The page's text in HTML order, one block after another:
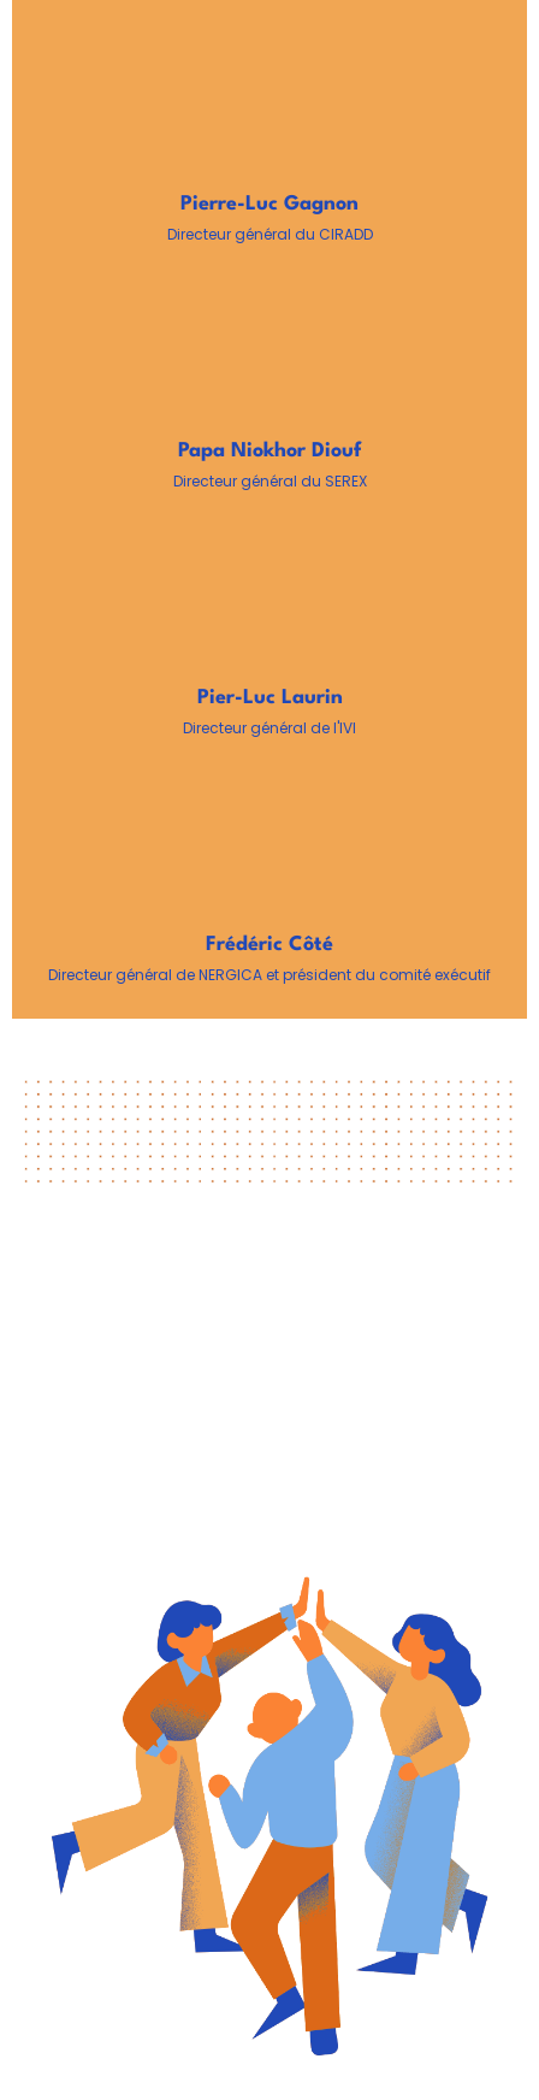
Pierre-Luc Gagnon
Directeur général du CIRADD
Papa Niokhor Diouf
Directeur général du SEREX
Pier-Luc Laurin
Directeur général de l'IVI
Frédéric Côté
Directeur général de NERGICA et président du comité exécutif